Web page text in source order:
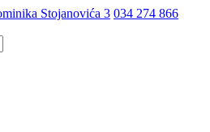
Stojanovića 3 034 274 866